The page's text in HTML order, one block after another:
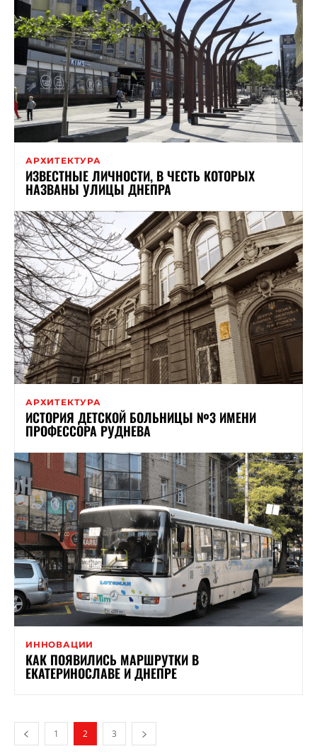
АРХИТЕКТУРА
ИЗВЕСТНЫЕ ЛИЧНОСТИ, В ЧЕСТЬ КОТОРЫХ
НАЗВАНЫ УЛИЦЫ ДНЕПРА
АРХИТЕКТУРА
ИСТОРИЯ ДЕТСКОЙ БОЛЬНИЦЫ №3 ИМЕНИ
ПРОФЕССОРА РУДНЕВА
ИННОВАЦИИ
КАК ПОЯВИЛИСЬ МАРШРУТКИ В
ЕКАТЕРИНОСЛАВЕ И ДНЕПРЕ
1 2 3